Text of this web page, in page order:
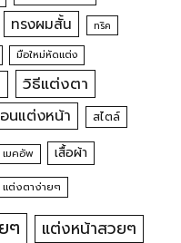
ทรงผมสั้น ทริค
มือใหม่หัดแต่ง
วิธีแต่งตา
นแต่งหน้า สไตล์
เมคอัพ เสื้อผ้า
แต่งตาง่ายๆ
ๆ แต่งหน้าสวยๆ